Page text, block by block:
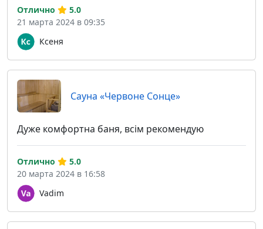
Ксеня
Отлично
5.0
21 марта 2024 в 09:35
Сауна «Червоне Сонце»
Дуже комфортна баня, всім рекомендую
Vadim
Отлично
5.0
20 марта 2024 в 16:58